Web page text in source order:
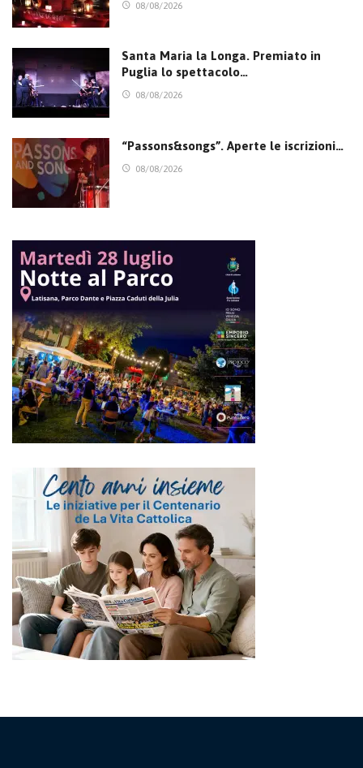
08/08/2026
Santa Maria la Longa. Premiato in
Puglia lo spettacolo…
08/08/2026
“Passons&songs”. Aperte le iscrizioni…
08/08/2026